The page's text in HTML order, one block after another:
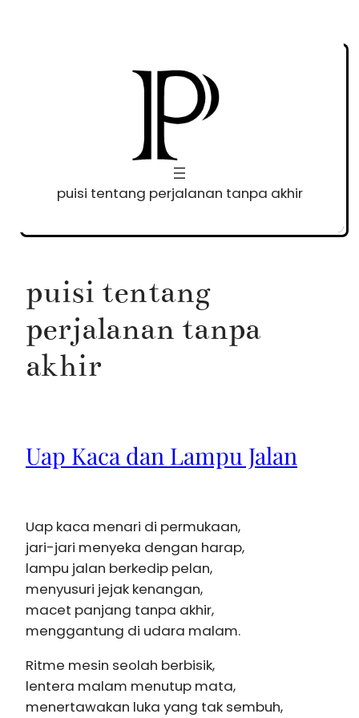
puisi tentang perjalanan tanpa akhir
puisi tentang
perjalanan tanpa
akhir
Uap Kaca dan Lampu Jalan
Uap kaca menari di permukaan,
jari-jari menyeka dengan harap,
lampu jalan berkedip pelan,
menyusuri jejak kenangan,
macet panjang tanpa akhir,
menggantung di udara malam.
Ritme mesin seolah berbisik,
lentera malam menutup mata,
menertawakan luka yang tak sembuh,